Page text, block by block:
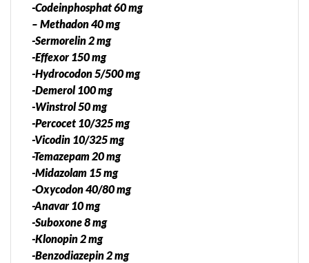
-Codeinphosphat 60 mg
– Methadon 40 mg
-Sermorelin 2 mg
-Effexor 150 mg
-Hydrocodon 5/500 mg
-Demerol 100 mg
-Winstrol 50 mg
-Percocet 10/325 mg
-Vicodin 10/325 mg
-Temazepam 20 mg
-Midazolam 15 mg
-Oxycodon 40/80 mg
-Anavar 10 mg
-Suboxone 8 mg
-Klonopin 2 mg
-Benzodiazepin 2 mg